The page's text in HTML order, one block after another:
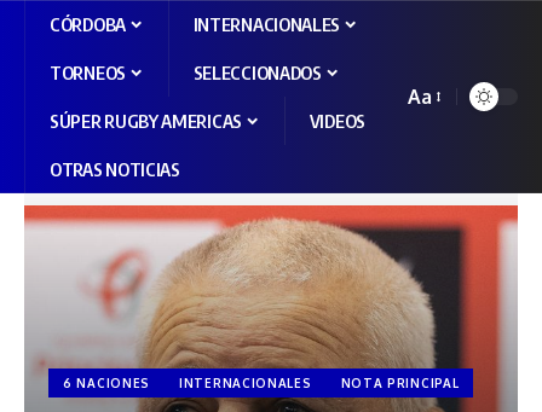
CÓRDOBA INTERNACIONALES
TORNEOS SELECCIONADOS
SÚPER RUGBY AMERICAS VIDEOS
OTRAS NOTICIAS
Aa
6 NACIONES INTERNACIONALES NOTA PRINCIPAL